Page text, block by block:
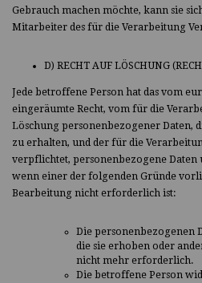
Gebrauch machen möchte, kann sie
Mitarbeiter des für die Verarbeitung
D) RECHT AUF LÖSCHUNG
Jede betroffene Person hat das vom
eingeräumte Recht, vom für die
Löschung personenbezogener Daten,
zu erhalten, und der für die
verpflichtet, personenbezogene Daten
wenn einer der folgenden Gründe
Bearbeitung nicht erforderlich ist:
Die personenbezogenen
die sie erhoben oder
nicht mehr erforderlich.
Die betroffene Person